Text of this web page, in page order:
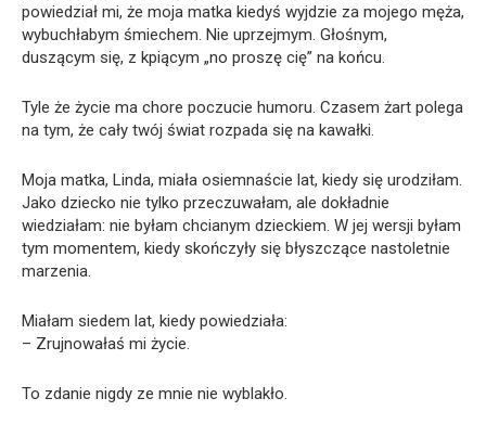
powiedział mi, że moja matka kiedyś wyjdzie za mojego męża,
wybuchłabym śmiechem. Nie uprzejmym. Głośnym,
duszącym się, z kpiącym „no proszę cię” na końcu.
Tyle że życie ma chore poczucie humoru. Czasem żart polega
na tym, że cały twój świat rozpada się na kawałki.
Moja matka, Linda, miała osiemnaście lat, kiedy się urodziłam.
Jako dziecko nie tylko przeczuwałam, ale dokładnie
wiedziałam: nie byłam chcianym dzieckiem. W jej wersji byłam
tym momentem, kiedy skończyły się błyszczące nastoletnie
marzenia.
Miałam siedem lat, kiedy powiedziała:
– Zrujnowałaś mi życie.
To zdanie nigdy ze mnie nie wyblakło.